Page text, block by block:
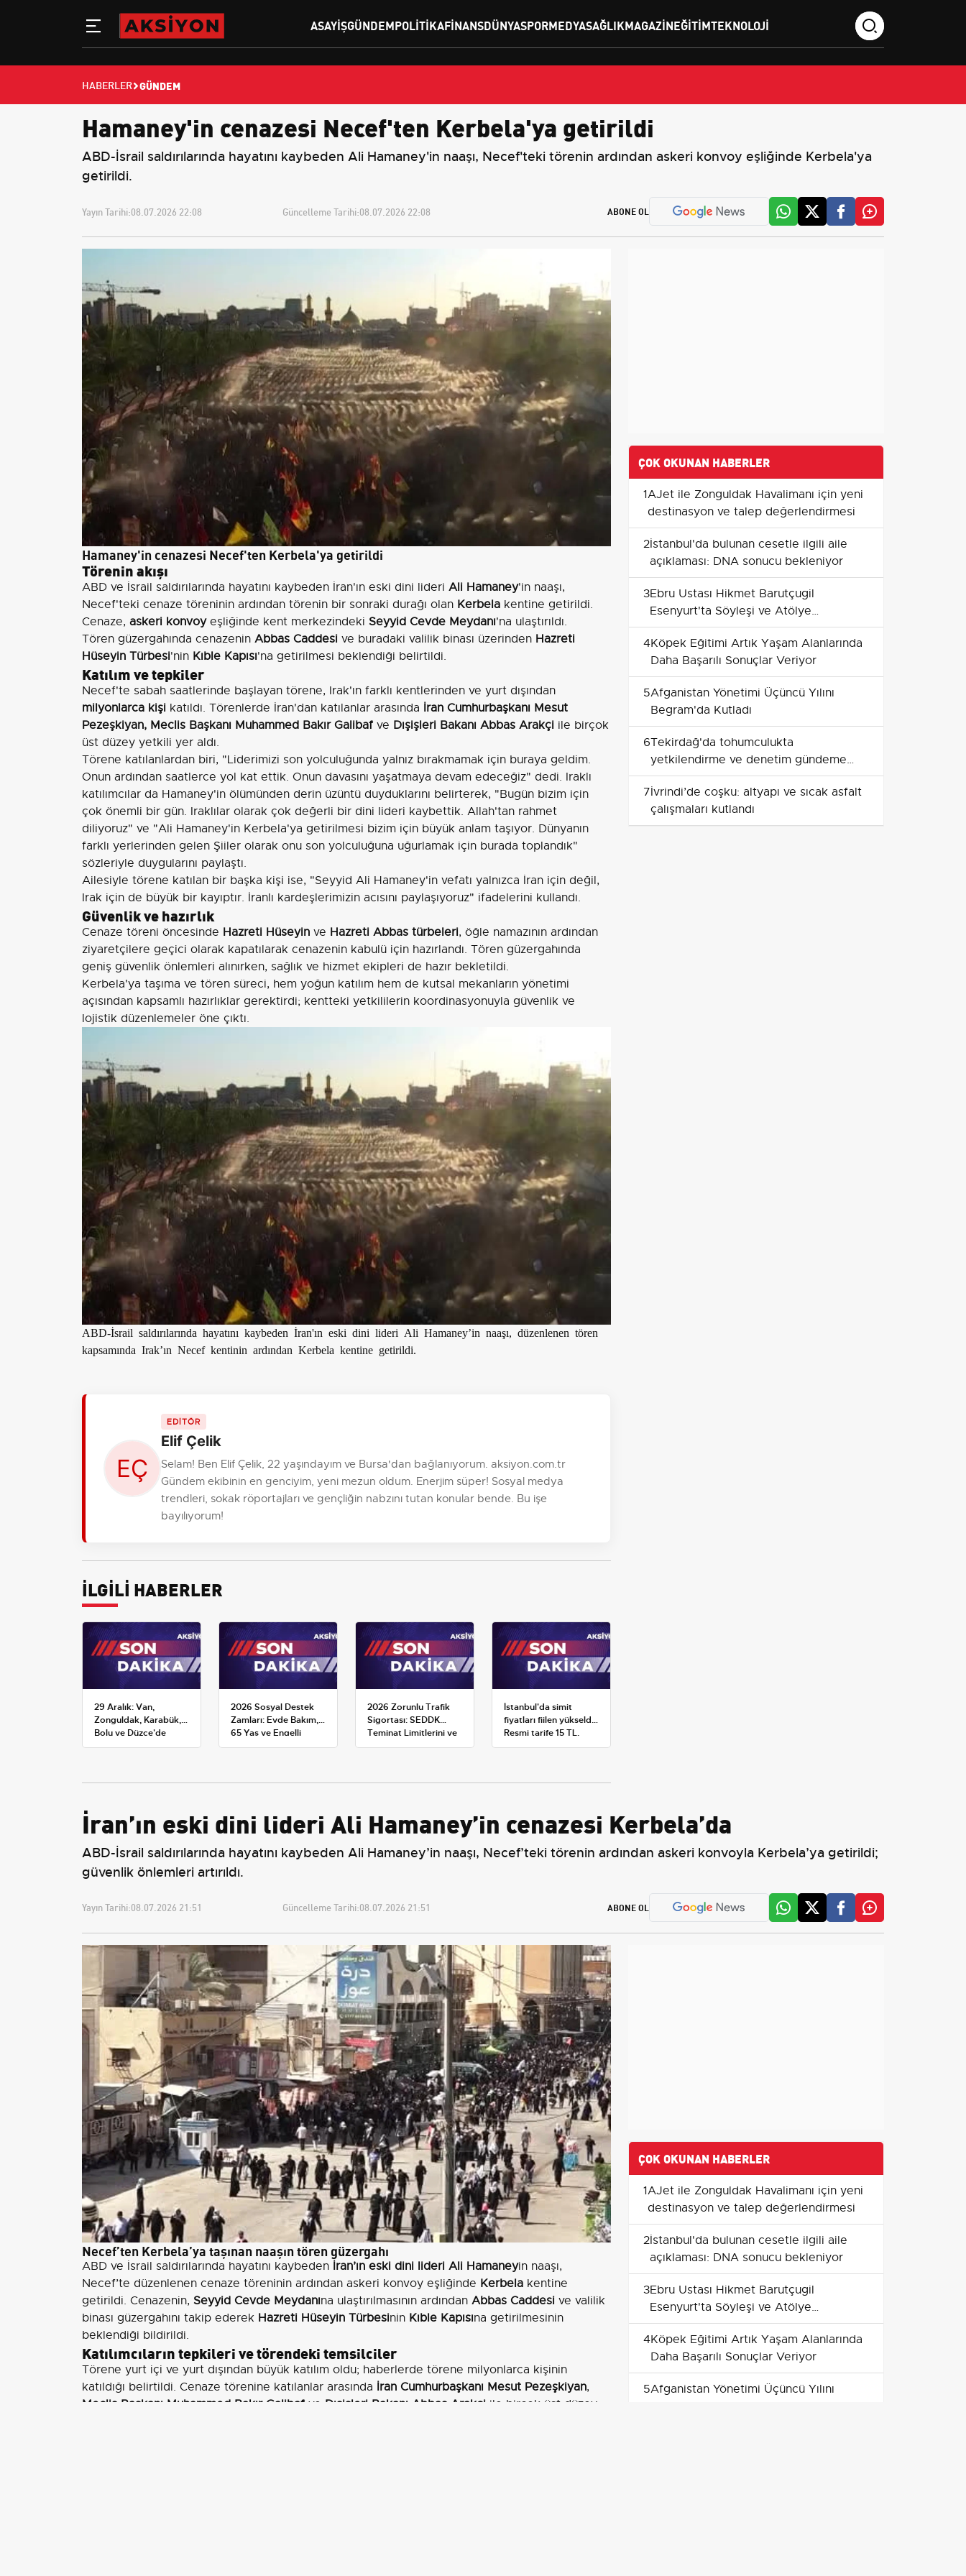
ASAYIŞGÜNDEMPOLITIKAFINANSDÜNYASPORMEDYASAĞLIKMAGAZINEĞITIMTEKNOLOJI
HABERLER GÜNDEM
Hamaney'in cenazesi Necef'ten Kerbela'ya getirildi
ABD-İsrail saldırılarında hayatını kaybeden Ali Hamaney'in naaşı, Necef'teki törenin ardından askeri konvoy eşliğinde Kerbela'ya
getirildi.
Yayın Tarihi:08.07.2026 22:08 Güncelleme Tarihi:08.07.2026 22:08 ABONE OL
Hamaney'in cenazesi Necef'ten Kerbela'ya getirildi
Törenin akışı
ABD ve İsrail saldırılarında hayatını kaybeden İran'ın eski dini lideri Ali Hamaney'in naaşı,
Necef'teki cenaze töreninin ardından törenin bir sonraki durağı olan Kerbela kentine getirildi.
Cenaze, askeri konvoyeşliğinde kent merkezindeki Seyyid Cevde Meydanı'na ulaştırıldı.
Tören güzergahında cenazenin Abbas Caddesi ve buradaki valilik binası üzerinden Hazreti
Hüseyin Türbesi'nin Kıble Kapısı'na getirilmesi beklendiği belirtildi.
Katılım ve tepkiler
Necef'te sabah saatlerinde başlayan törene, Irak'ın farklı kentlerinden ve yurt dışından
milyonlarca kişi katıldı. Törenlerde İran'dan katılanlar arasında İran Cumhurbaşkanı Mesut
Pezeşkiyan, Meclis Başkanı Muhammed Bakır Galibaf ve Dışişleri Bakanı Abbas Arakçi ile birçok
üst düzey yetkili yer aldı.
Törene katılanlardan biri, "Liderimizi son yolculuğunda yalnız bırakmamak için buraya geldim.
Onun ardından saatlerce yol kat ettik. Onun davasını yaşatmaya devam edeceğiz" dedi. Iraklı
katılımcılar da Hamaney'in ölümünden derin üzüntü duyduklarını belirterek, "Bugün bizim için
çok önemli bir gün. Iraklılar olarak çok değerli bir dini lideri kaybettik. Allah'tan rahmet
diliyoruz" ve "Ali Hamaney'in Kerbela'ya getirilmesi bizim için büyük anlam taşıyor. Dünyanın
farklı yerlerinden gelen Şiiler olarak onu son yolculuğuna uğurlamak için burada toplandık"
sözleriyle duygularını paylaştı.
Ailesiyle törene katılan bir başka kişi ise, "Seyyid Ali Hamaney'in vefatı yalnızca İran için değil,
Irak için de büyük bir kayıptır. İranlı kardeşlerimizin acısını paylaşıyoruz" ifadelerini kullandı.
Güvenlik ve hazırlık
Cenaze töreni öncesinde Hazreti Hüseyin ve Hazreti Abbas türbeleri, öğle namazının ardından
ziyaretçilere geçici olarak kapatılarak cenazenin kabulü için hazırlandı. Tören güzergahında
geniş güvenlik önlemleri alınırken, sağlık ve hizmet ekipleri de hazır bekletildi.
Kerbela'ya taşıma ve tören süreci, hem yoğun katılım hem de kutsal mekanların yönetimi
açısından kapsamlı hazırlıklar gerektirdi; kentteki yetkililerin koordinasyonuyla güvenlik ve
lojistik düzenlemeler öne çıktı.
ABD-İsrail saldırılarında hayatını kaybeden İran'ın eski dini lideri Ali Hamaney’in naaşı, düzenlenen tören
kapsamında Irak’ın Necef kentinin ardından Kerbela kentine getirildi.
EDİTÖR
Elif Çelik
Selam! Ben Elif Çelik, 22 yaşındayım ve Bursa'dan bağlanıyorum. aksiyon.com.tr
Gündem ekibinin en genciyim, yeni mezun oldum. Enerjim süper! Sosyal medya
trendleri, sokak röportajları ve gençliğin nabzını tutan konular bende. Bu işe
bayılıyorum!
İLGİLİ HABERLER
29 Aralık: Van,
Zonguldak, Karabük,
Bolu ve Düzce'de
okullar tatil —
2026 Sosyal Destek
Zamları: Evde Bakım,
65 Yaş ve Engelli
Maaşlarında Yeni
2026 Zorunlu Trafik
Sigortası: SEDDK
Teminat Limitlerini ve
Çoklu Araç Tarifesini
İstanbul'da simit
fiyatları fiilen yükseldi:
Resmi tarife 15 TL,
satışlar 20-25 TL'ye
ÇOK OKUNAN HABERLER
1AJet ile Zonguldak Havalimanı için yeni
destinasyon ve talep değerlendirmesi
2İstanbul'da bulunan cesetle ilgili aile
açıklaması: DNA sonucu bekleniyor
3Ebru Ustası Hikmet Barutçugil
Esenyurt'ta Söyleşi ve Atölye
Düzenledi
4Köpek Eğitimi Artık Yaşam Alanlarında
Daha Başarılı Sonuçlar Veriyor
5Afganistan Yönetimi Üçüncü Yılını
Begram'da Kutladı
6Tekirdağ'da tohumculukta
yetkilendirme ve denetim gündeme
geldi
7İvrindi’de coşku: altyapı ve sıcak asfalt
çalışmaları kutlandı
İran’ın eski dini lideri Ali Hamaney’in cenazesi Kerbela’da
ABD-İsrail saldırılarında hayatını kaybeden Ali Hamaney’in naaşı, Necef’teki törenin ardından askeri konvoyla Kerbela’ya getirildi;
güvenlik önlemleri artırıldı.
Yayın Tarihi:08.07.2026 21:51 Güncelleme Tarihi:08.07.2026 21:51 ABONE OL
Necef’ten Kerbela’ya taşınan naaşın tören güzergahı
ABD ve İsrail saldırılarında hayatını kaybeden İran’ın eski dini lideri Ali Hamaneyin naaşı,
Necef’te düzenlenen cenaze töreninin ardından askeri konvoy eşliğinde Kerbela kentine
getirildi. Cenazenin, Seyyid Cevde Meydanına ulaştırılmasının ardından Abbas Caddesi ve valilik
binası güzergahını takip ederek Hazreti Hüseyin Türbesinin Kıble Kapısına getirilmesinin
beklendiği bildirildi.
Katılımcıların tepkileri ve törendeki temsilciler
Törene yurt içi ve yurt dışından büyük katılım oldu; haberlerde törene milyonlarca kişinin
katıldığı belirtildi. Cenaze törenine katılanlar arasında İran Cumhurbaşkanı Mesut Pezeşkiyan,
Meclis Başkanı Muhammed Bakır Galibaf ve Dışişleri Bakanı Abbas Arakçi ile birçok üst düzey
ÇOK OKUNAN HABERLER
1AJet ile Zonguldak Havalimanı için yeni
destinasyon ve talep değerlendirmesi
2İstanbul'da bulunan cesetle ilgili aile
açıklaması: DNA sonucu bekleniyor
3Ebru Ustası Hikmet Barutçugil
Esenyurt'ta Söyleşi ve Atölye
Düzenledi
4Köpek Eğitimi Artık Yaşam Alanlarında
Daha Başarılı Sonuçlar Veriyor
5Afganistan Yönetimi Üçüncü Yılını